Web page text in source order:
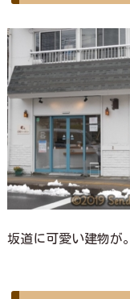
坂道に可愛い建物が。